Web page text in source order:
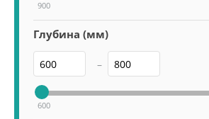
900
Глубина (мм)
–
600